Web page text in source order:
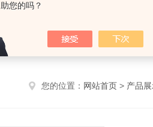
助您的吗？
您的位置： 网站首页 > 产品